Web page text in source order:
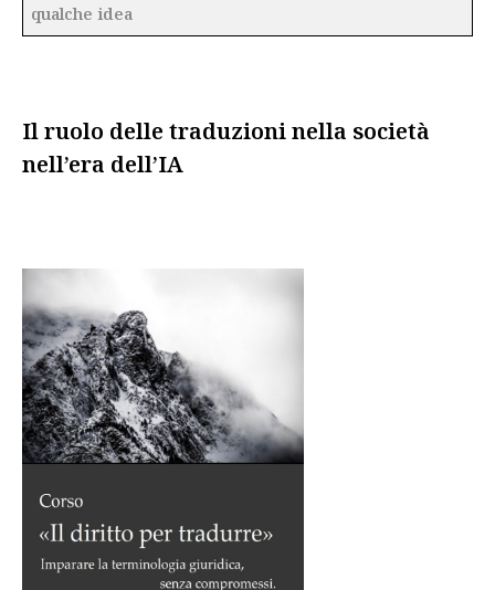
qualche idea
Il ruolo delle traduzioni nella società
nell’era dell’IA